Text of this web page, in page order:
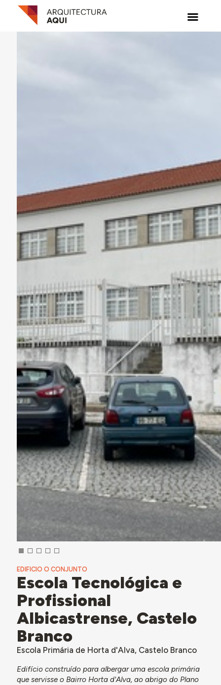
EDIFICIO O CONJUNTO
Escola Tecnológica e
Profissional
Albicastrense, Castelo
Branco
Escola Primária de Horta d'Alva, Castelo Branco
Edifício construído para albergar uma escola primária
que servisse o Bairro Horta d'Alva, ao abrigo do Plano